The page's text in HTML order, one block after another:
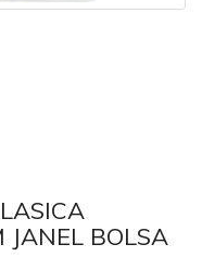
BOLSA